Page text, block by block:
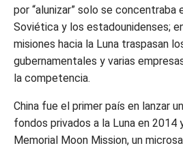
por “alunizar” solo se concentraba
Soviética y los estadounidenses;
misiones hacia la Luna traspasan
gubernamentales y varias
la competencia.
China fue el primer país en lanzar
fondos privados a la Luna en
Memorial Moon Mission, un